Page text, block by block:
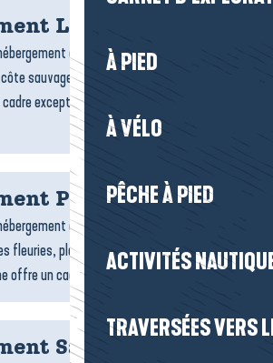
À PIED
À VÉLO
PÊCHE À PIED
ACTIVITÉS
TRAVERSÉES VERS
Le Croisic
au Croisic ? Entre port de
sauvage et ruelles typiques, la
exceptionnel pour un séjour
Piriac-sur-Mer
à Piriac-sur-Mer ? Entre village
fleuries, plages, criques et charme du
offre un cadre idéal pour un...
Saint-Molf